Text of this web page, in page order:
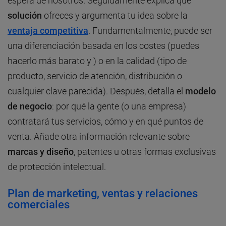
solución ofreces y argumenta tu idea sobre la
ventaja competitiva . Fundamentalmente, puede ser
una diferenciación basada en los costes (puedes
hacerlo más barato y ) o en la calidad (tipo de
producto, servicio de atención, distribución o
cualquier clave parecida). Después, detalla el modelo
de negocio: por qué la gente (o una empresa)
contratará tus servicios, cómo y en qué puntos de
venta. Añade otra información relevante sobre
marcas y diseño, patentes u otras formas exclusivas
de protección intelectual.
Plan de marketing, ventas y relaciones
comerciales